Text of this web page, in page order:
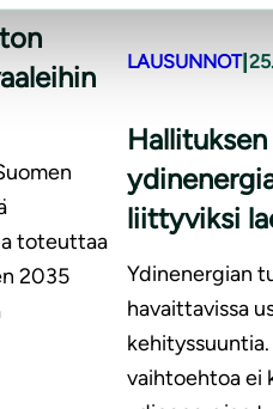
toteuttaa
2035
LAUSUNNOT|
liittyviksi
Ydinenergian
havaittavissa
vaihtoehtoa ei